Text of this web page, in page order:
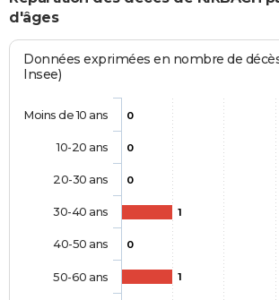
d'âges
Données exprimées en nombre de
Insee)
0
0
0
1
0
1
Moins de 10 ans
10-20 ans
20-30 ans
30-40 ans
40-50 ans
50-60 ans